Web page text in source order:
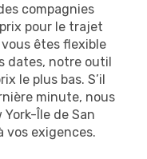
compagnies
pour le trajet
vous êtes flexible
dates, notre outil
le plus bas. S’il
minute, nous
Île de San
vos exigences.